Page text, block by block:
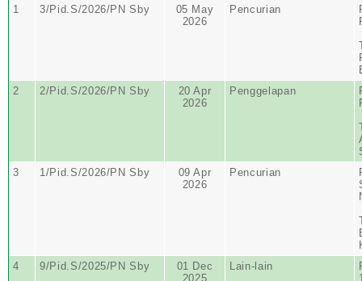
1 3/Pid.S/2026/PN Sby
05 May
2026
Pencurian
2
2/Pid.S/2026/PN Sby
20 Apr
2026
Penggelapan
3
1/Pid.S/2026/PN Sby
09 Apr
2026
Pencurian
4
9/Pid.S/2025/PN Sby
01 Dec
2025
Lain-lain